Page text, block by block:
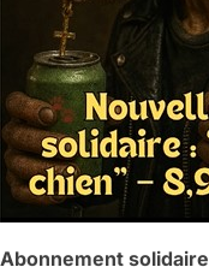
Abonnement solidaire